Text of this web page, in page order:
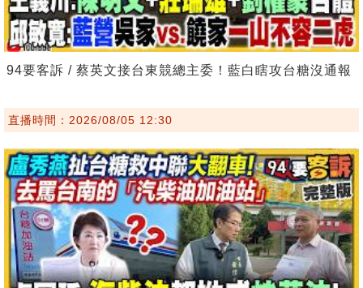
94要客訴 / 蔡英文接台東競總主委！藍白瞎攻台糖沒通報
直播時間：2026/08/05 12:30